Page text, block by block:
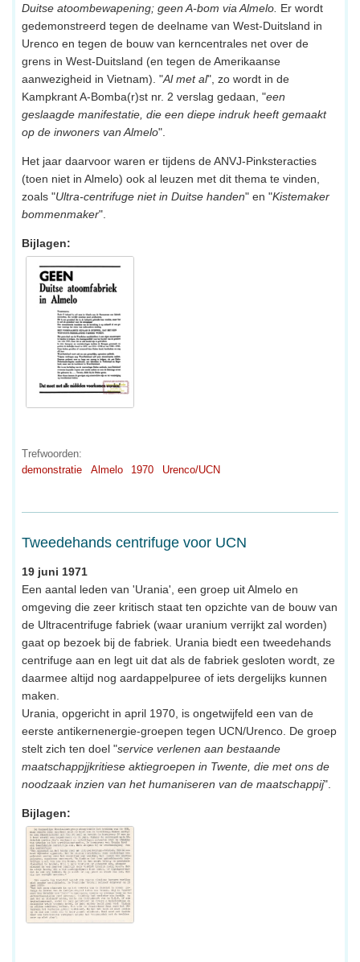
Duitse atoombewapening; geen A-bom via Almelo. Er wordt
gedemonstreerd tegen de deelname van West-Duitsland in
Urenco en tegen de bouw van kerncentrales net over de
grens in West-Duitsland (en tegen de Amerikaanse
aanwezigheid in Vietnam). "Al met al", zo wordt in de
Kampkrant A-Bomba(r)st nr. 2 verslag gedaan, "een
geslaagde manifestatie, die een diepe indruk heeft gemaakt
op de inwoners van Almelo".
Het jaar daarvoor waren er tijdens de ANVJ-Pinksteracties
(toen niet in Almelo) ook al leuzen met dit thema te vinden,
zoals "Ultra-centrifuge niet in Duitse handen" en "Kistemaker
bommenmaker".
Bijlagen:
Trefwoorden:
demonstratie
Almelo 1970 Urenco/UCN
Tweedehands centrifuge voor UCN
19 juni 1971
Een aantal leden van 'Urania', een groep uit Almelo en
omgeving die zeer kritisch staat ten opzichte van de bouw van
de Ultracentrifuge fabriek (waar uranium verrijkt zal worden)
gaat op bezoek bij de fabriek. Urania biedt een tweedehands
centrifuge aan en legt uit dat als de fabriek gesloten wordt, ze
daarmee altijd nog aardappelpuree of iets dergelijks kunnen
maken.
Urania, opgericht in april 1970, is ongetwijfeld een van de
eerste antikernenergie-groepen tegen UCN/Urenco. De groep
stelt zich ten doel "service verlenen aan bestaande
maatschappjjkritiese aktiegroepen in Twente, die met ons de
noodzaak inzien van het humaniseren van de maatschappij".
Bijlagen: